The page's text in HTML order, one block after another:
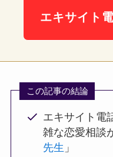
エキサイト
この記事の結論
エキサイト電
雑な恋愛相談
先生 」